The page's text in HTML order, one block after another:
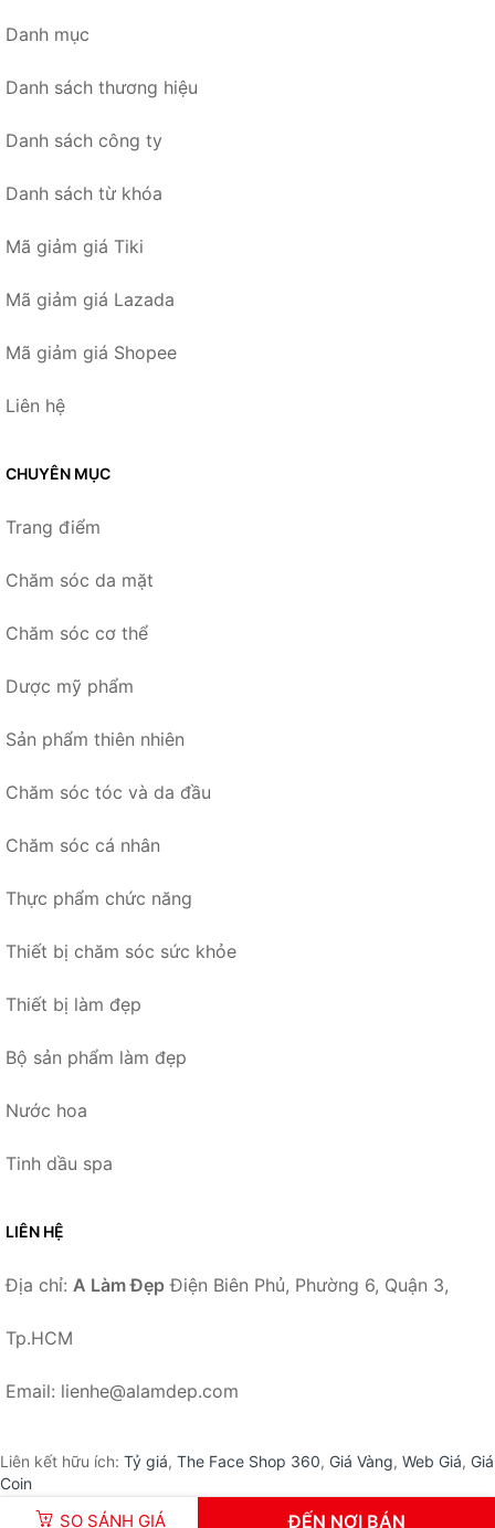
SO SÁNH GIÁ ĐẾN NƠI BÁN
Danh mục
Danh sách thương hiệu
Danh sách công ty
Danh sách từ khóa
Mã giảm giá Tiki
Mã giảm giá Lazada
Mã giảm giá Shopee
Liên hệ
CHUYÊN MỤC
Trang điểm
Chăm sóc da mặt
Chăm sóc cơ thể
Dược mỹ phẩm
Sản phẩm thiên nhiên
Chăm sóc tóc và da đầu
Chăm sóc cá nhân
Thực phẩm chức năng
Thiết bị chăm sóc sức khỏe
Thiết bị làm đẹp
Bộ sản phẩm làm đẹp
Nước hoa
Tinh dầu spa
LIÊN HỆ
Địa chỉ: A Làm Đẹp Điện Biên Phủ, Phường 6, Quận 3,
Tp.HCM
Email: lienhe@alamdep.com
Liên kết hữu ích: Tỷ giá, The Face Shop 360, Giá Vàng, Web Giá, Giá
Coin